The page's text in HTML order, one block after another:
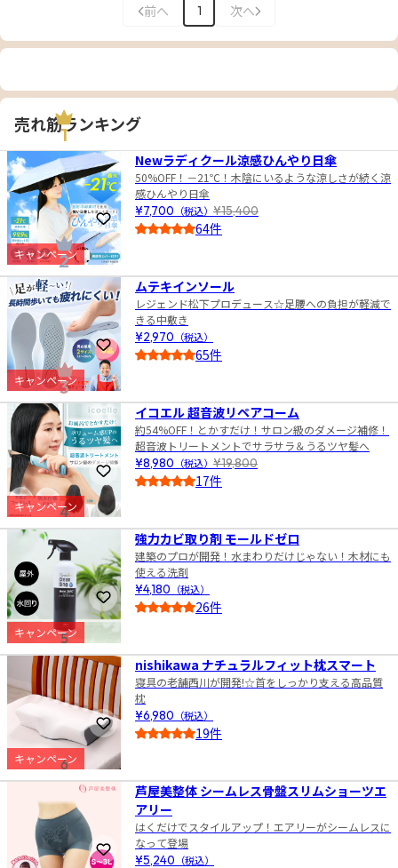
前へ 1 次へ
売れ筋ランキング
お気に入りに登録
キャンペーン
1
Newラディクール涼感ひんやり日傘
50%OFF！－21℃！木陰にいるような涼しさが続く涼
感ひんやり日傘
¥7,700 （税込） ¥15,400
64件
お気に入りに登録
キャンペーン
2
ムテキインソール
レジェンド松下プロデュース☆足腰への負担が軽減で
きる中敷き
¥2,970 （税込）
65件
お気に入りに登録
キャンペーン
3
イコエル 超音波リペアコーム
約54%OFF！とかすだけ！サロン級のダメージ補修！
超音波トリートメントでサラサラ＆うるツヤ髪へ
¥8,980 （税込） ¥19,800
17件
お気に入りに登録
キャンペーン
4
強力カビ取り剤 モールドゼロ
建築のプロが開発！水まわりだけじゃない！木材にも
使える洗剤
¥4,180 （税込）
26件
お気に入りに登録
キャンペーン
5
nishikawa ナチュラルフィット枕スマート
寝具の老舗西川が開発!☆首をしっかり支える高品質
枕
¥6,980 （税込）
19件
お気に入りに登録
6
芦屋美整体 シームレス骨盤スリムショーツエ
アリー
はくだけでスタイルアップ！エアリーがシームレスに
なって登場
¥5,240 （税込）